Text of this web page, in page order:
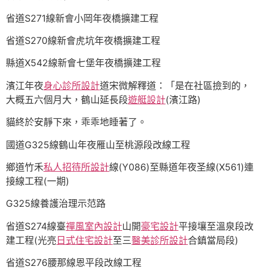
省道S271線新會小岡年夜橋擴建工程
省道S270線新會虎坑年夜橋擴建工程
縣道X542線新會七堡年夜橋擴建工程
濱江年夜身心診所設計道宋微解釋道：「是在社區撿到的，
大概五六個月大，鶴山延長段遊艇設計(濱江路)
貓終於安靜下來，乖乖地睡著了。
國道G325線鶴山年夜雁山至桃源段改線工程
鄉道竹禾私人招待所設計線(Y086)至縣道年夜圣線(X561)連
接線工程(一期)
G325線養護治理示范路
省道S274線臺禪風室內設計山開豪宅設計平接壤至溫泉段改
建工程(光亮日式住宅設計至三醫美診所設計合鎮當局段)
省道S276腰那線恩平段改線工程